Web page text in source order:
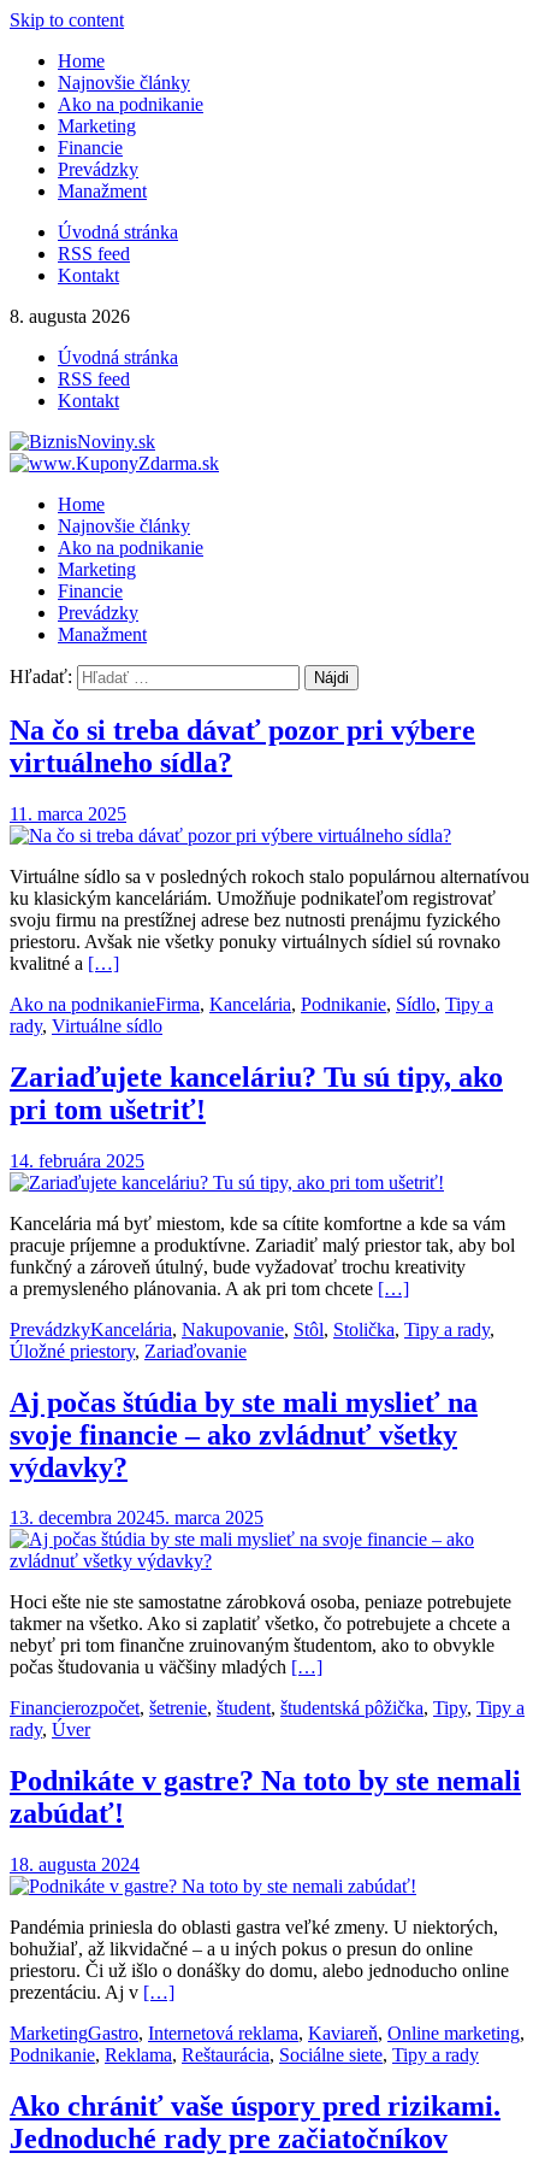
Skip to content
Home
Najnovšie články
Ako na podnikanie
Marketing
Financie
Prevádzky
Manažment
Úvodná stránka
RSS feed
Kontakt
8. augusta 2026
Úvodná stránka
RSS feed
Kontakt
Home
Najnovšie články
Ako na podnikanie
Marketing
Financie
Prevádzky
Manažment
Hľadať:
Na čo si treba dávať pozor pri výbere
virtuálneho sídla?
11. marca 2025
Virtuálne sídlo sa v posledných rokoch stalo populárnou alternatívou
ku klasickým kanceláriám. Umožňuje podnikateľom registrovať
svoju firmu na prestížnej adrese bez nutnosti prenájmu fyzického
priestoru. Avšak nie všetky ponuky virtuálnych sídiel sú rovnako
kvalitné a […]
Ako na podnikanieFirma, Kancelária, Podnikanie, Sídlo, Tipy a
rady, Virtuálne sídlo
Zariaďujete kanceláriu? Tu sú tipy, ako
pri tom ušetriť!
14. februára 2025
Kancelária má byť miestom, kde sa cítite komfortne a kde sa vám
pracuje príjemne a produktívne. Zariadiť malý priestor tak, aby bol
funkčný a zároveň útulný, bude vyžadovať trochu kreativity
a premysleného plánovania. A ak pri tom chcete […]
PrevádzkyKancelária, Nakupovanie, Stôl, Stolička, Tipy a rady,
Úložné priestory, Zariaďovanie
Aj počas štúdia by ste mali myslieť na
svoje financie – ako zvládnuť všetky
výdavky?
13. decembra 20245. marca 2025
Hoci ešte nie ste samostatne zárobková osoba, peniaze potrebujete
takmer na všetko. Ako si zaplatiť všetko, čo potrebujete a chcete a
nebyť pri tom finančne zruinovaným študentom, ako to obvykle
počas študovania u väčšiny mladých […]
Financierozpočet, šetrenie, študent, študentská pôžička, Tipy, Tipy a
rady, Úver
Podnikáte v gastre? Na toto by ste nemali
zabúdať!
18. augusta 2024
Pandémia priniesla do oblasti gastra veľké zmeny. U niektorých,
bohužiaľ, až likvidačné – a u iných pokus o presun do online
priestoru. Či už išlo o donášky do domu, alebo jednoducho online
prezentáciu. Aj v […]
MarketingGastro, Internetová reklama, Kaviareň, Online marketing,
Podnikanie, Reklama, Reštaurácia, Sociálne siete, Tipy a rady
Ako chrániť vaše úspory pred rizikami.
Jednoduché rady pre začiatočníkov